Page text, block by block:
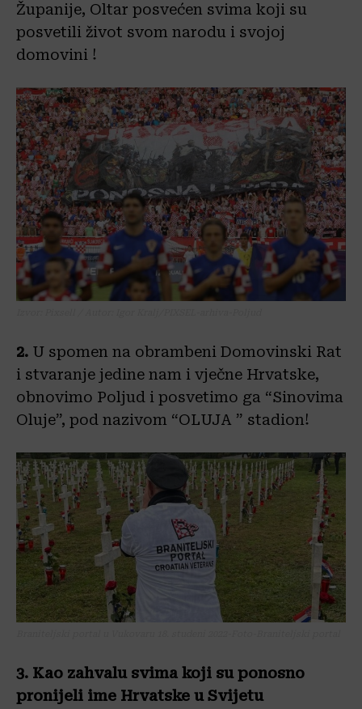
Županije, Oltar posvećen svima koji su
posvetili život svom narodu i svojoj
domovini !
2. U spomen na obrambeni Domovinski Rat
i stvaranje jedine nam i vječne Hrvatske,
obnovimo Poljud i posvetimo ga “Sinovima
Oluje”, pod nazivom “OLUJA ” stadion!
3. Kao zahvalu svima koji su ponosno
pronijeli ime Hrvatske u Svijetu